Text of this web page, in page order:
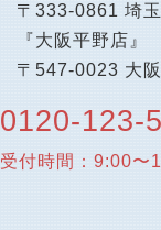
〒333-0861 埼
『大阪平野店』
〒547-0023 大
0120-123-
受付時間：9:00〜